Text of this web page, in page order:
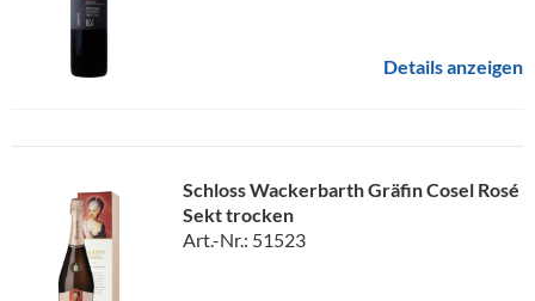
Details anzeigen
Schloss Wackerbarth Gräfin Cosel Rosé
Sekt trocken
Art.-Nr.: 51523